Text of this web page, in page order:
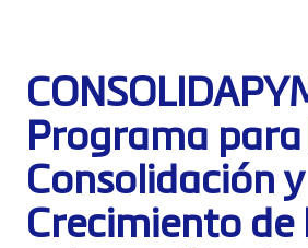
Programa para
Consolidación y
Crecimiento de